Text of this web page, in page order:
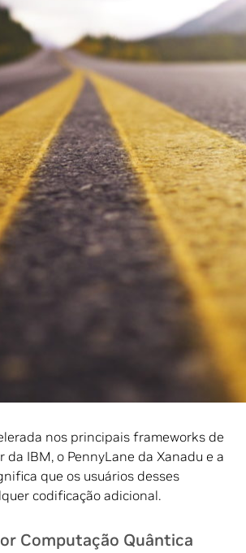
desafios mais difíceis de hoje,
de medicamentos até a previsão do
papel fundamental no futuro da
já estão aqui.
estão simulando trabalhos de
do alcance dos sistemas quânticos
desenvolvimento de software
em GPUs.
cuQuantum em seu serviço Braket
oferecer uma aceleração de até
nos principais frameworks de
IBM, o PennyLane da Xanadu e a
que os usuários desses
codificação adicional.
Computação Quântica